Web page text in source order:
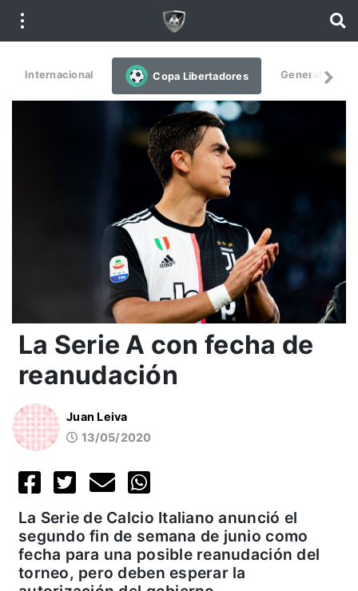
Internacional Copa Libertadores General
La Serie A con fecha de
reanudación
Juan Leiva
13/05/2020
La Serie de Calcio Italiano anunció el
segundo fin de semana de junio como
fecha para una posible reanudación del
torneo, pero deben esperar la